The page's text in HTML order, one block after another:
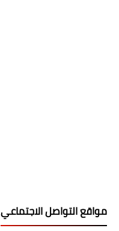
مواقع التواصل الاجتماعي